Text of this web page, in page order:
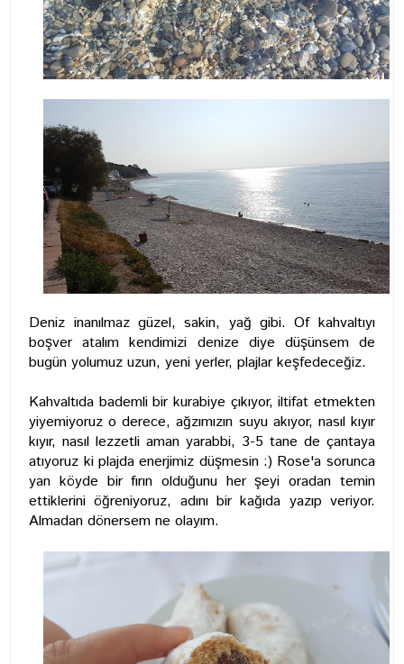
Deniz inanılmaz güzel, sakin, yağ gibi. Of kahvaltıyı
boşver atalım kendimizi denize diye düşünsem de
bugün yolumuz uzun, yeni yerler, plajlar keşfedeceğiz.
Kahvaltıda bademli bir kurabiye çıkıyor, iltifat etmekten
yiyemiyoruz o derece, ağzımızın suyu akıyor, nasıl kıyır
kıyır, nasıl lezzetli aman yarabbi, 3-5 tane de çantaya
atıyoruz ki plajda enerjimiz düşmesin :) Rose'a sorunca
yan köyde bir fırın olduğunu her şeyi oradan temin
ettiklerini öğreniyoruz, adını bir kağıda yazıp veriyor.
Almadan dönersem ne olayım.